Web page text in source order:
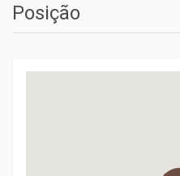
Posição